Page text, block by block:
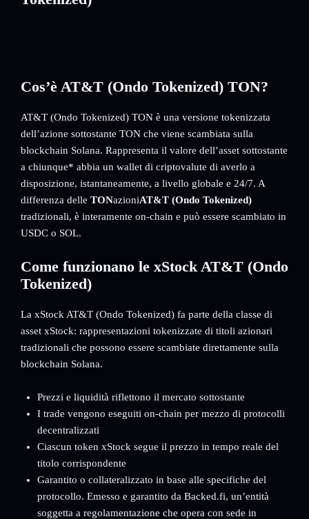
Cos’è AT&T (Ondo Tokenized) TON?
AT&T (Ondo Tokenized) TON è una versione tokenizzata
dell’azione sottostante TON che viene scambiata sulla
blockchain Solana. Rappresenta il valore dell’asset sottostante
a chiunque* abbia un wallet di criptovalute di averlo a
disposizione, istantaneamente, a livello globale e 24/7. A
differenza delle TONazioniAT&T (Ondo Tokenized)
tradizionali, è interamente on-chain e può essere scambiato in
USDC o SOL.
Come funzionano le xStock AT&T (Ondo
Tokenized)
La xStock AT&T (Ondo Tokenized) fa parte della classe di
asset xStock: rappresentazioni tokenizzate di titoli azionari
tradizionali che possono essere scambiate direttamente sulla
blockchain Solana.
Prezzi e liquidità riflettono il mercato sottostante
I trade vengono eseguiti on-chain per mezzo di protocolli
decentralizzati
Ciascun token xStock segue il prezzo in tempo reale del
titolo corrispondente
Garantito o collateralizzato in base alle specifiche del
protocollo. Emesso e garantito da Backed.fi, un’entità
soggetta a regolamentazione che opera con sede in